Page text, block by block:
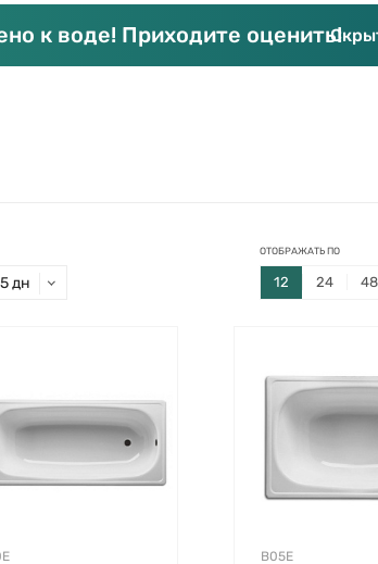
к воде! Приходите оценить!
дн
ОТОБРАЖАТЬ ПО
12 24 48
B05E